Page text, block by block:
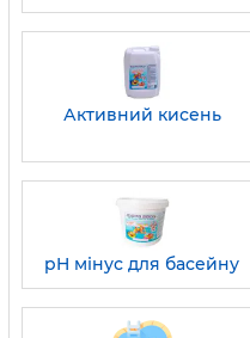
Активний кисень
pH мінус для басейну